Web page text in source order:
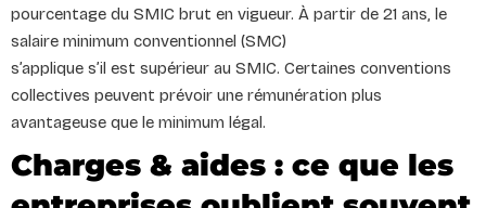
pourcentage du SMIC brut en vigueur. À partir de 21 ans, le
salaire minimum conventionnel (SMC)
s’applique s’il est supérieur au SMIC. Certaines conventions
collectives peuvent prévoir une rémunération plus
avantageuse que le minimum légal.
Charges & aides : ce que les